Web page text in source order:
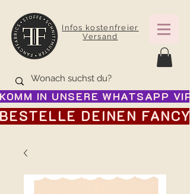
Infos kostenfreier
Versand
KOMM IN UNSERE WHATSAPP
BESTELLE DEINEN